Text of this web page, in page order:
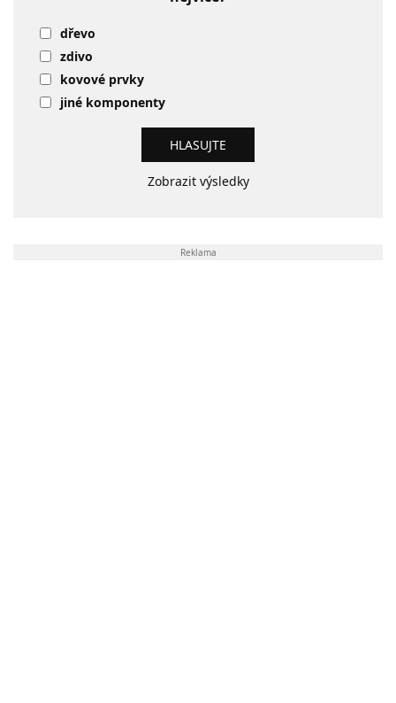
dřevo
zdivo
kovové prvky
jiné komponenty
Zobrazit výsledky
Reklama